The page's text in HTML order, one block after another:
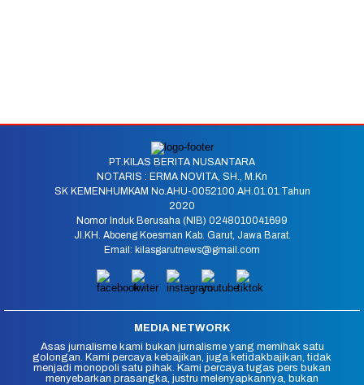
PT.KILAS BERITA NUSANTARA
NOTARIS : ERMA NOVITA, SH., M.Kn
SK KEMENHUMKAM No.AHU-0052100.AH.01.01.Tahun
2020
Nomor Induk Berusaha (NIB) 0248010041699
Jl.KH. Aboeng Koesman Kab. Garut, Jawa Barat.
Email: kilasgarutnews@gmail.com
MEDIA NETWORK
Asas jurnalisme kami bukan jurnalisme yang memihak satu
golongan. Kami percaya kebajikan, juga ketidakbajikan, tidak
menjadi monopoli satu pihak. Kami percaya tugas pers bukan
menyebarkan prasangka, justru melenyapkannya, bukan